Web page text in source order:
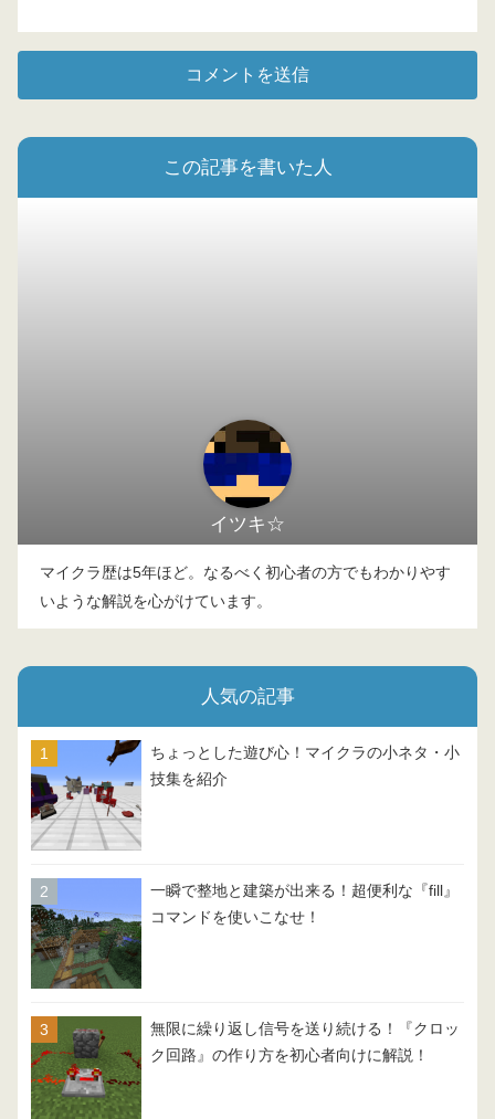
この記事を書いた人
イツキ☆
マイクラ歴は5年ほど。なるべく初心者の方でもわかりやす
いような解説を心がけています。
人気の記事
ちょっとした遊び心！マイクラの小ネタ・小
技集を紹介
一瞬で整地と建築が出来る！超便利な『fill』
コマンドを使いこなせ！
無限に繰り返し信号を送り続ける！『クロッ
ク回路』の作り方を初心者向けに解説！